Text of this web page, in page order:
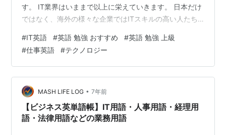
す。 IT業界はいままで以上に栄えていきます。 日本だけ
ではなく、海外の様々な企業ではITスキルの高い人たち
べられるし、移住するのも簡単になります。 この記事で
はITエンジニアやプログラマーだけではなく、英語で仕
事をしたいIT業界の人たちに手軽にインターネットで学
べる方法をまとめました。 英語という切り札 IT業界では
人と接触しない方法で連絡をよく取ります。 ノマドと言
われる人たちの中…
#IT英語 #英語 勉強 おすすめ #英語 勉強 上級
#仕事英語 #テクノロジー
MASH LIFE LOG • 7年前
【ビジネス英単語帳】IT用語・人事用語・経理用
語・法律用語などの業務用語